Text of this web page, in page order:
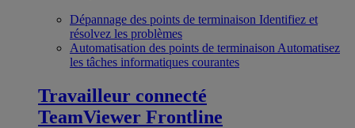
Dépannage des points de terminaison Identifiez et
résolvez les problèmes
Automatisation des points de terminaison Automatisez
les tâches informatiques courantes
Travailleur connecté
TeamViewer Frontline